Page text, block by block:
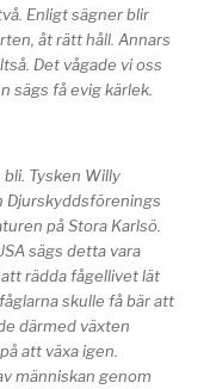
Enligt sägner blir
åt rätt håll. Annars
Det vågade vi oss
sägs få evig kärlek.
Tysken Willy
Djurskyddsförenings
på Stora Karlsö.
sägs detta vara
rädda fågellivet lät
skulle få bär att
därmed växten
att växa igen.
människan genom